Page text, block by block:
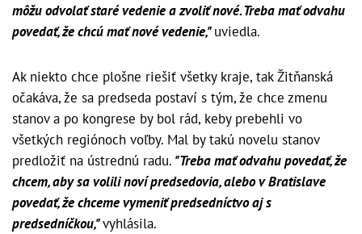
môžu odvolať staré vedenie a zvoliť nové. Treba mať odvahu
povedať, že chcú mať nové vedenie,"uviedla.
Ak niekto chce plošne riešiť všetky kraje, tak Žitňanská
očakáva, že sa predseda postaví s tým, že chce zmenu
stanov a po kongrese by bol rád, keby prebehli vo
všetkých regiónoch voľby. Mal by takú novelu stanov
predložiť na ústrednú radu. "Treba mať odvahu povedať, že
chcem, aby sa volili noví predsedovia, alebo v Bratislave
povedať, že chceme vymeniť predsedníctvo aj s
predsedníčkou,"vyhlásila.